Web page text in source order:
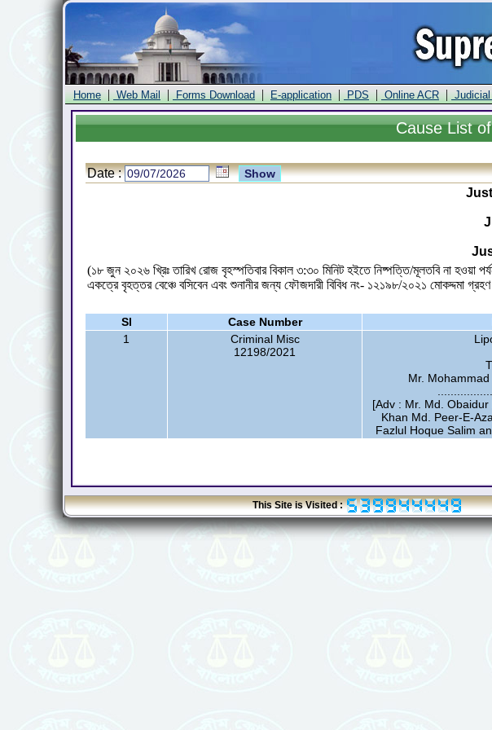
Home | Web Mail | Forms Download | E-application | PDS | Online ACR |
CauseList of
Date :
(১৮ জুন ২০২৬ খ্রিঃ তারিখ রোজ বৃহস্পতিবার বিকাল ৩:৩০ মিনিট হইতে নিষ্পত্তি/মূলতবি না হওয়া
একত্রে বৃহত্তর বেঞ্চে বসিবেন এবং শুনানীর জন্য ফৌজদারী বিবিধ নং- ১২১৯৮/২০২১ মোকদ্দমা গ্রহণ
Sl Case Number
1
Criminal Misc
12198/2021
Mr.
[Adv : Mr. Md.
Khan Md. Peer-E-
Fazlul Hoque Salim
This Site is Visited :